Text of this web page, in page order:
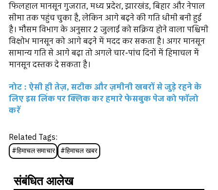
फिलहाल मानसून गुजरात, मध्य प्रदेश, झारखंड, बिहार और नेपाल
सीमा तक पहुंच चुका है, लेकिन आगे बढ़ने की गति धीमी बनी हुई
है। मौसम विभाग के अनुसार 2 जुलाई को सक्रिय होने वाला पश्चिमी
विक्षोभ मानसून को आगे बढ़ने में मदद कर सकता है। अगर मानसून
सामान्य गति से आगे बढ़ा तो अगले चार-पांच दिनों में हिमाचल में
मानसून दस्तक दे सकता है।
नोट : ऐसी ही तेज़, सटीक और ज़मीनी खबरों से जुड़े रहने के
लिए इस लिंक पर क्लिक कर हमारे फेसबुक पेज को फॉलो
करें
Related Tags:
#हिमाचल समाचार #हिमाचल खबर
संबंधित आलेख